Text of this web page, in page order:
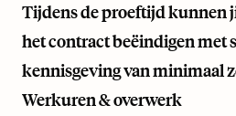
Tijdens de proeftijd kunnen
het contract beëindigen met
kennisgeving van minimaal
Werkuren & overwerk